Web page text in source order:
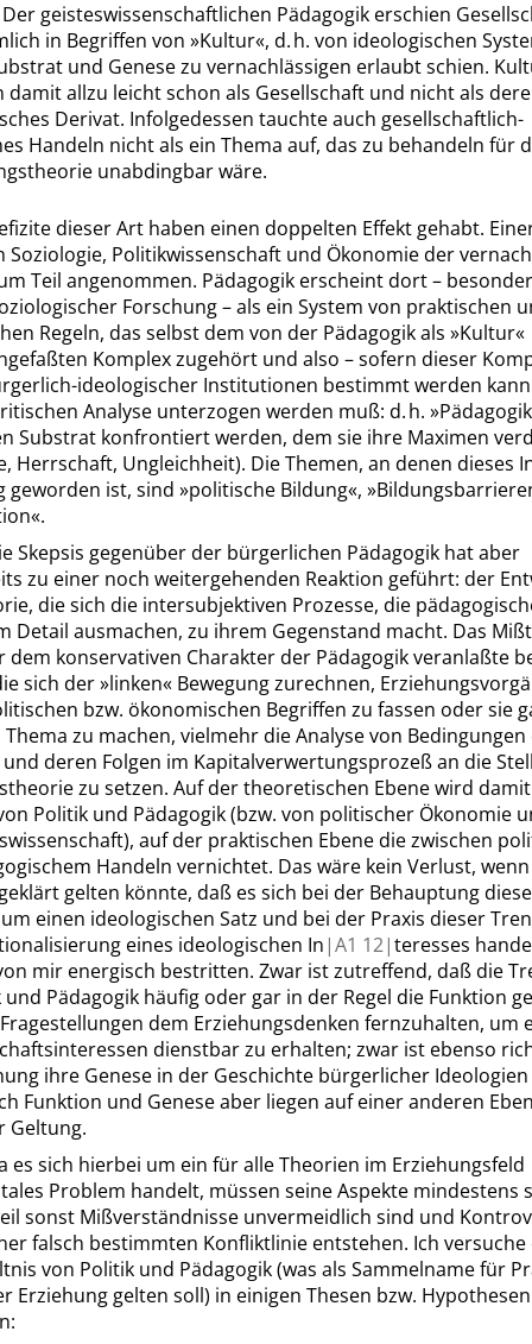
Der geisteswissenschaftlichen Pädagogik erschien
in Begriffen von »Kultur«, d. h. von ideologischen
und Genese zu vernachlässigen erlaubt schien.
damit allzu leicht schon als Gesellschaft und nicht als
Derivat. Infolgedessen tauchte auch gesellschaftlich-
Handeln nicht als ein Thema auf, das zu behandeln für
unabdingbar wäre.
dieser Art haben einen doppelten Effekt gehabt.
Soziologie, Politikwissenschaft und Ökonomie der
Teil angenommen. Pädagogik erscheint dort –
Forschung – als ein System von praktischen
Regeln, das selbst dem von der Pädagogik als »Kultur«
Komplex zugehört und also – sofern dieser
ideologischer Institutionen bestimmt werden
Analyse unterzogen werden muß: d. h. »Pädagogik
Substrat konfrontiert werden, dem sie ihre Maximen
Herrschaft, Ungleichheit). Die Themen, an denen dieses
geworden ist, sind »politische Bildung«, »
«.
Skepsis gegenüber der bürgerlichen Pädagogik hat aber
zu einer noch weitergehenden Reaktion geführt: der
die sich die intersubjektiven Prozesse, die
Detail ausmachen, zu ihrem Gegenstand macht. Das
dem konservativen Charakter der Pädagogik veranlaßte
sich der»linken«Bewegung zurechnen,
bzw. ökonomischen Begriffen zu fassen oder sie
zu machen, vielmehr die Analyse von Bedingungen
deren Folgen im Kapitalverwertungsprozeß an die
zu setzen. Auf der theoretischen Ebene wird
Politik und Pädagogik (bzw. von politischer Ökonomie
auf der praktischen Ebene die zwischen
Handeln vernichtet. Das wäre kein Verlust,
gelten könnte, daß es sich bei der Behauptung
einen ideologischen Satz und bei der Praxis dieser
eines ideologischen In |A1 12|teresses
mir energisch bestritten. Zwar ist zutreffend, daß die
Pädagogik häufig oder gar in der Regel die Funktion
dem Erziehungsdenken fernzuhalten, um
dienstbar zu erhalten; zwar ist ebenso
ihre Genese in der Geschichte bürgerlicher
Funktion und Genese aber liegen auf einer anderen
Geltung.
es sich hierbei um ein für alle Theorien im Erziehungsfeld
Problem handelt, müssen seine Aspekte mindestens
sonst Mißverständnisse unvermeidlich sind und
falsch bestimmten Konfliktlinie entstehen. Ich versuche
von Politik und Pädagogik (was als Sammelname für
Erziehung gelten soll) in einigen Thesen bzw.